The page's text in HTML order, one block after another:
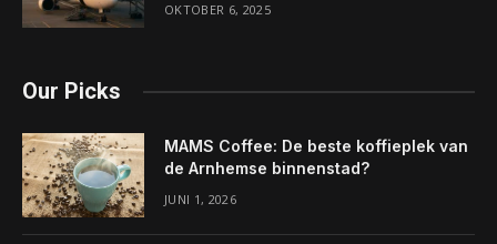
OKTOBER 6, 2025
Our Picks
MAMS Coffee: De beste koffieplek van
de Arnhemse binnenstad?
JUNI 1, 2026